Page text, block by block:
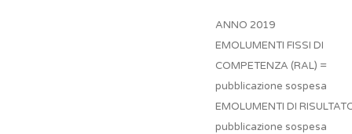
ANNO 2019
EMOLUMENTI FISSI DI
COMPETENZA (RAL) =
pubblicazione sospesa
EMOLUMENTI DI
pubblicazione sospesa